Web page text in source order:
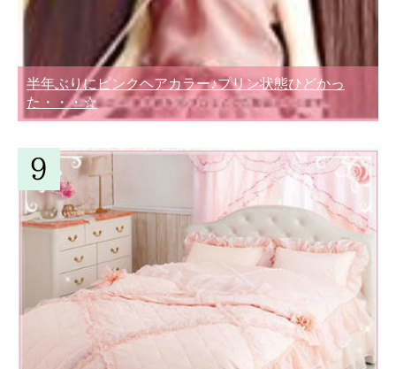
半年ぶりにピンクヘアカラー♪プリン状態ひどかっ
た・・・☆